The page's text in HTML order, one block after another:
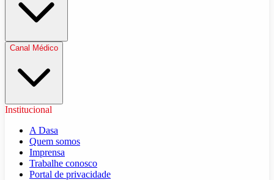
Canal Médico
Institucional
A Dasa
Quem somos
Imprensa
Trabalhe conosco
Portal de privacidade